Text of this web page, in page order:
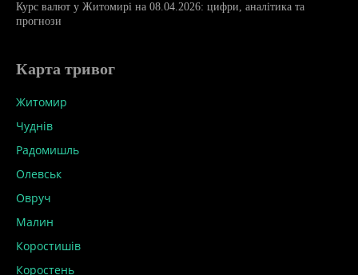
Курс валют у Житомирі на 08.04.2026: цифри, аналітика та
прогнози
Карта тривог
Житомир
Чуднів
Радомишль
Олевськ
Овруч
Малин
Коростишів
Коростень